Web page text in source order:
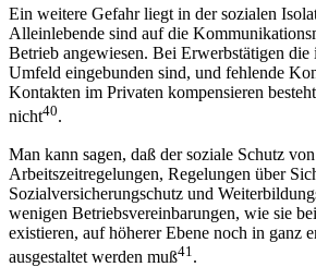
Ein weitere Gefahr liegt in der sozialen
Alleinlebende sind auf die
Betrieb angewiesen. Bei Erwerbstätigen die
Umfeld eingebunden sind, und fehlende
Kontakten im Privaten kompensieren
nicht40.
Man kann sagen, daß der soziale Schutz
Arbeitszeitregelungen, Regelungen über
Sozialversicherungschutz und
wenigen Betriebsvereinbarungen, wie sie
existieren, auf höherer Ebene noch in ganz
ausgestaltet werden muß41 .